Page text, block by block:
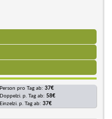
Person pro Tag ab: 37€
Doppelzi. p. Tag ab: 58€
Einzelzi. p. Tag ab: 37€